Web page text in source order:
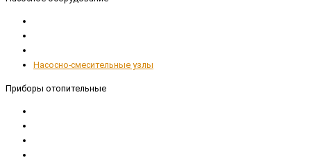
Насосно-смесительные узлы
Приборы отопительные